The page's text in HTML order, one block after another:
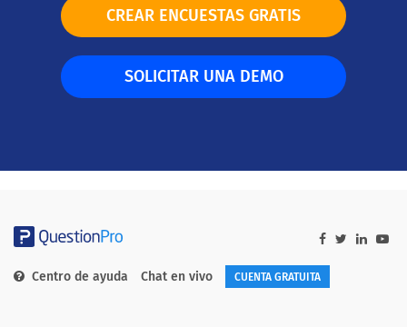
CREAR ENCUESTAS GRATIS
SOLICITAR UNA DEMO
Centro de ayuda Chat en vivo CUENTA GRATUITA